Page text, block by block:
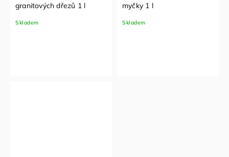
granitových dřezů 1 l
Skladem
myčky 1 l
Skladem